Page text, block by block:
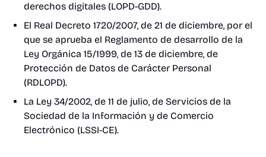
derechos digitales (LOPD-GDD).
El Real Decreto 1720/2007, de 21 de diciembre, por el
que se aprueba el Reglamento de desarrollo de la
Ley Orgánica 15/1999, de 13 de diciembre, de
Protección de Datos de Carácter Personal
(RDLOPD).
La Ley 34/2002, de 11 de julio, de Servicios de la
Sociedad de la Información y de Comercio
Electrónico (LSSI-CE).